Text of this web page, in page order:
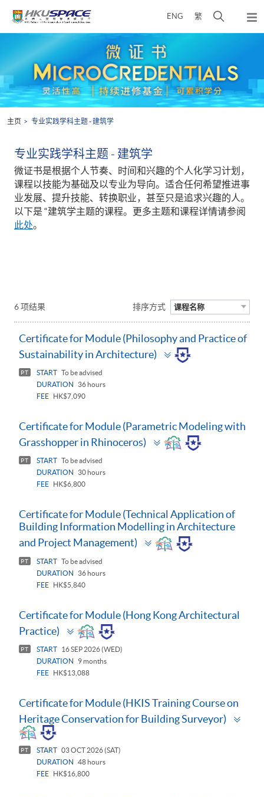
ENG 繁
开
介
面
弹
出
主页 专业实践学科主题 - 建筑学
专业实践学科主题 - 建筑学
微证书是根据个人节奏、时间和兴趣的个人化学习计划，
课程以技能为基础及以专业为导向。适合任何希望推进事
业发展、提升技能、转换职业，甚至只是追求兴趣的人。
以下是 “建筑学主题的课程。更多主题和课程详情请参阅
此处。
6 项结果 排序方式 课程名称
Certificate for Module (Philosophy and Practice of
Sustainability in Architecture)
Toggle
panel
PT START To be advised
DURATION
36 hours
FEE
HK$7,090
Certificate for Module (Parametric Modeling with
Grasshopper in Rhinoceros)
Toggle
panel
PT START To be advised
DURATION
30 hours
FEE
HK$6,800
Certificate for Module (Technical Application of
Building Information Modelling in Architecture
and Project Management)
Toggle
panel
PT START To be advised
DURATION
36 hours
FEE
HK$5,840
Certificate for Module (Hong Kong Architectural
Practice)
Toggle
panel
PT START
16 SEP 2026 (WED)
DURATION
9 months
FEE
HK$13,088
Certificate for Module (HKIS Training Course on
Heritage Conservation for Building Surveyor)
PT START 03 OCT 2026 (SAT)
DURATION
48 hours
FEE
HK$16,800